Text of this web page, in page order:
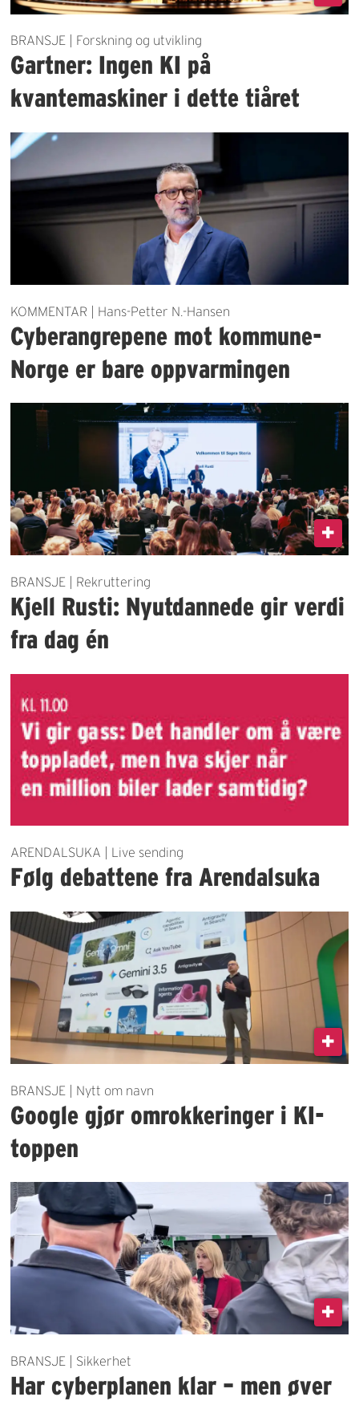
BRANSJE | Forskning og utvikling
Gartner: Ingen KI på
kvantemaskiner i dette tiåret
KOMMENTAR | Hans-Petter N.-Hansen
Cyberangrepene mot kommune-
Norge er bare oppvarmingen
BRANSJE | Rekruttering
Kjell Rusti: Nyutdannede gir verdi
fra dag én
ARENDALSUKA | Live sending
Følg debattene fra Arendalsuka
BRANSJE | Nytt om navn
Google gjør omrokkeringer i KI-
toppen
BRANSJE | Sikkerhet
Har cyberplanen klar – men øver